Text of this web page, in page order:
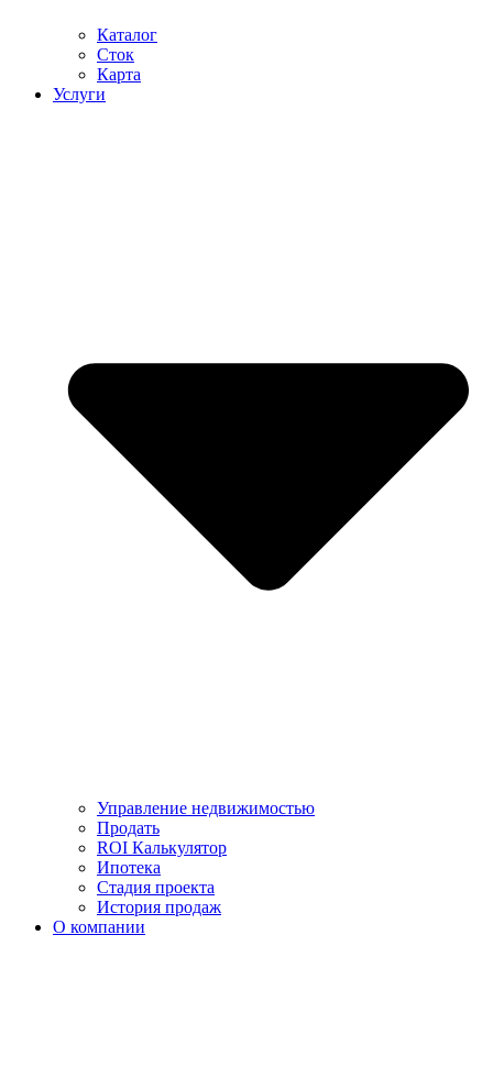
Каталог
Сток
Карта
Услуги
Управление недвижимостью
Продать
ROI Калькулятор
Ипотека
Стадия проекта
История продаж
О компании